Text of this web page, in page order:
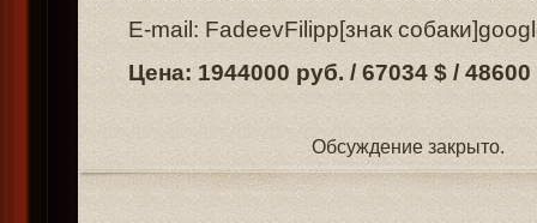
E-mail: FadeevFilipp[знак
Цена: 1944000 руб. / 67034 $ / 48600
Обсуждение закрыто.